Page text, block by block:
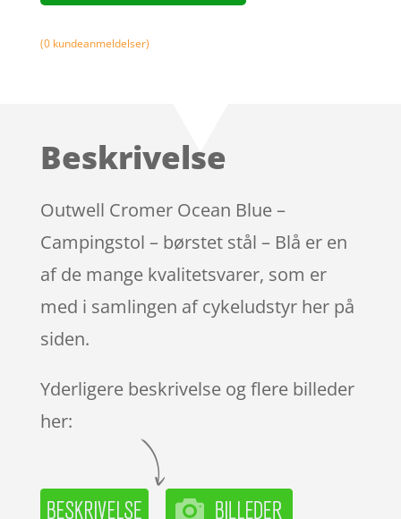
(0kundeanmeldelser)
Beskrivelse
Outwell Cromer Ocean Blue –
Campingstol – børstet stål – Blå er en
af de mange kvalitetsvarer, som er
med i samlingen af cykeludstyr her på
siden.
Yderligere beskrivelse og flere billeder
her: